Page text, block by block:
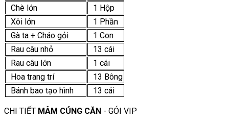
Chè lớn
1 Hộp
Xôi lớn
1 Phần
Gà ta + Cháo gỏi
1 Con
Rau câu nhỏ
13 cái
Rau câu lớn
1 cái
Hoa trang trí
13 Bông
Bánh bao tạo hình
13 cái
CHI TIẾT MÂM CÚNG CĂN - GÓI VIP